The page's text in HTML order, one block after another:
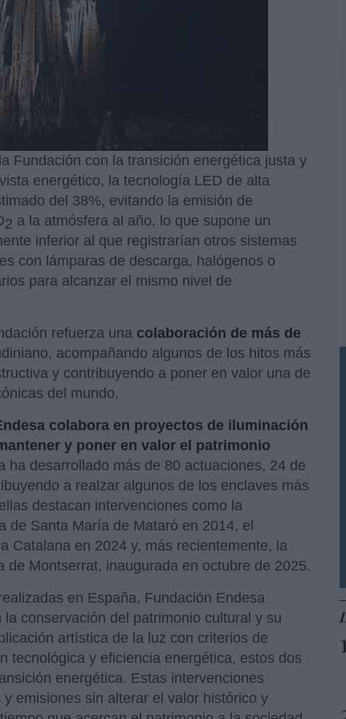
Fundación con la transición energética justa y
energético, la tecnología LED de alta
del 38%, evitando la emisión de
2 a la atmósfera al año, lo que supone un
inferior al que registrarían otros sistemas
con lámparas de descarga, halógenos o
para alcanzar el mismo nivel de
refuerza una colaboración de más de
acompañando algunos de los hitos más
y contribuyendo a poner en valor una de
del mundo.
colabora en proyectos de iluminación
y poner en valor el patrimonio
ha desarrollado más de 80 actuaciones, 24 de
a realzar algunos de los enclaves más
destacan intervenciones como la
de Santa María de Mataró en 2014, el
Catalana en 2024 y, más recientemente, la
de Montserrat, inaugurada en octubre de 2025.
en España, Fundación Endesa
conservación del patrimonio cultural y su
artística de la luz con criterios de
tecnológica y eficiencia energética, estos dos
energética. Estas intervenciones
emisiones sin alterar el valor histórico y